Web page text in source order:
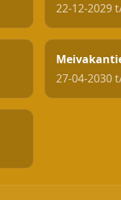
22-12-2029
27-04-2030